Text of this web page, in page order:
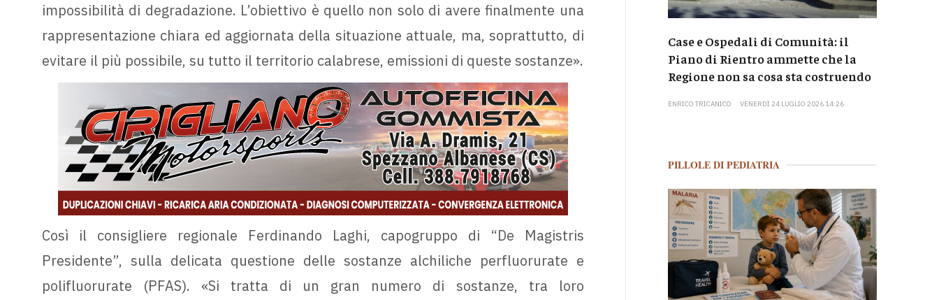
impossibilità di degradazione. L’obiettivo è quello non solo di avere finalmente una
rappresentazione chiara ed aggiornata della situazione attuale, ma, soprattutto, di
evitare il più possibile, su tutto il territorio calabrese, emissioni di queste sostanze».
Così il consigliere regionale Ferdinando Laghi, capogruppo di “De Magistris
Presidente”, sulla delicata questione delle sostanze alchiliche perfluorurate e
polifluorurate (PFAS). «Si tratta di un gran numero di sostanze, tra loro
Case e Ospedali di Comunità: il
Piano di Rientro ammette che la
Regione non sa cosa sta costruendo
ENRICO TRICANICO VENERDÌ 24 LUGLIO 2026 14:26
PILLOLE DI PEDIATRIA